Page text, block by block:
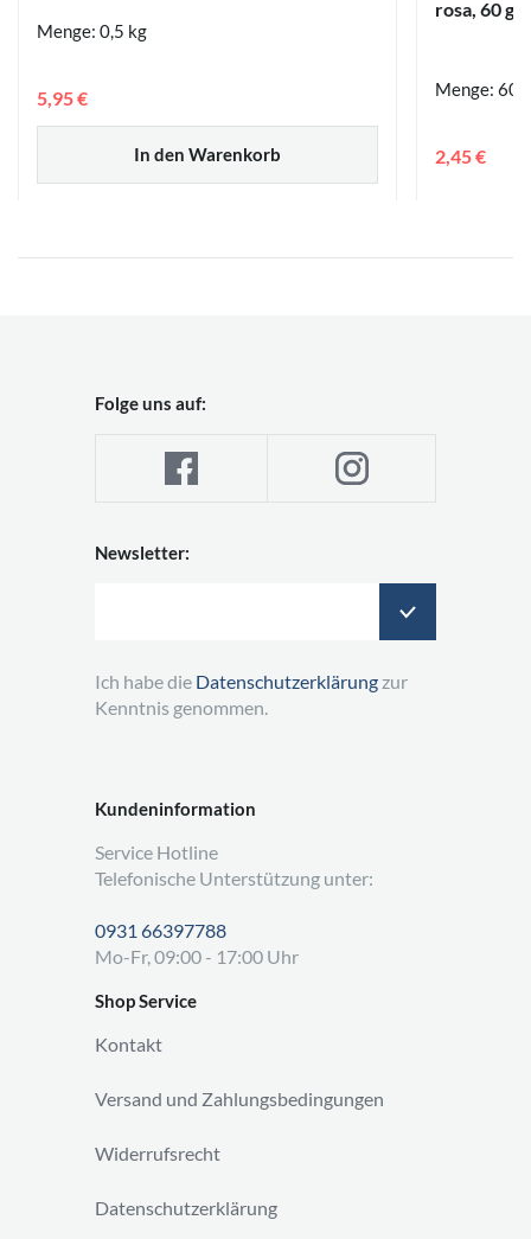
Menge: 0,5 kg
In den Warenkorb
5,95 €
rosa, 60 g
Menge: 60 g
2,45 €
Kundeninformation
Service Hotline
Telefonische Unterstützung unter:
0931 66397788
Mo-Fr, 09:00 - 17:00 Uhr
Shop Service
Kontakt
Versand und Zahlungsbedingungen
Widerrufsrecht
Datenschutzerklärung
Folge uns auf:
Newsletter:
Ich habe die Datenschutzerklärung zur
Kenntnis genommen.